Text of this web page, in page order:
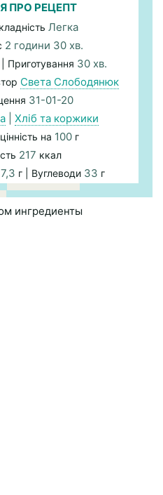
ПРО РЕЦЕПТ
Легка
2 години 30 хв.
| Приготування 30 хв.
Света Слободянюк
31-01-20
Хліб та коржики
на 100 г
217 ккал
7,3 г | Вуглеводи 33 г